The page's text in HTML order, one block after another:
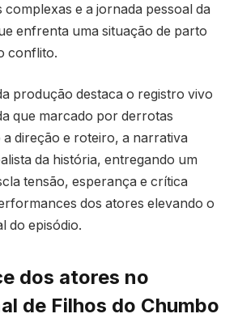
e a jornada pessoal da
enfrenta uma situação de parto
conflito.
produção destaca o registro vivo
que marcado por derrotas
a direção e roteiro, a narrativa
da história, entregando um
tensão, esperança e crítica
dos atores elevando o
do episódio.
dos atores no
de Filhos do Chumbo